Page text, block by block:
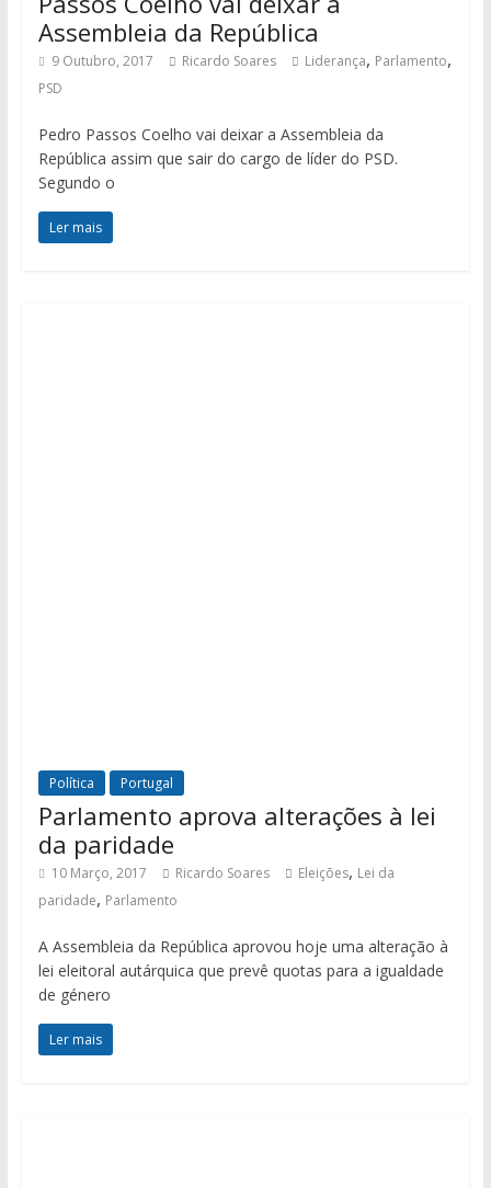
Assembleia da República
9 Outubro, 2017 Ricardo Soares Liderança, Parlamento,
PSD
Pedro Passos Coelho vai deixar a Assembleia da
República assim que sair do cargo de líder do PSD.
Segundo o
Ler mais
Política Portugal
Parlamento aprova alterações à lei
da paridade
10 Março, 2017 Ricardo Soares Eleições, Lei da
paridade, Parlamento
A Assembleia da República aprovou hoje uma alteração à
lei eleitoral autárquica que prevê quotas para a igualdade
de género
Ler mais